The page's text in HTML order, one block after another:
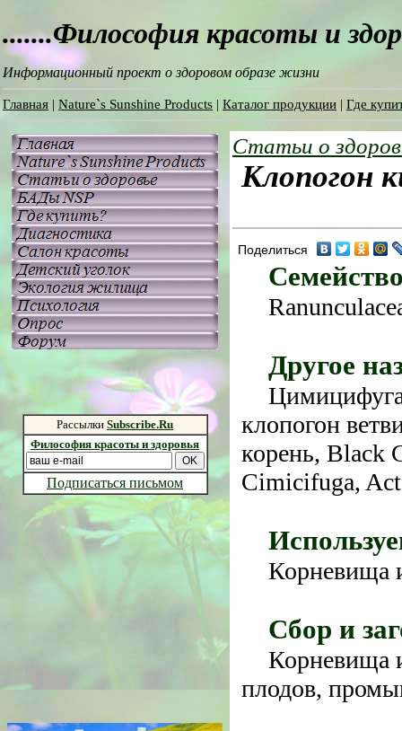
.......Философия красоты и
Информационный проект о здоровом образе жизни
Главная | Nature`s Sunshine Products | Каталог продукции | Где
Рассылки Subscribe.Ru
Философия красоты и здоровья
Подписаться письмом
Статьи о
Клопогон
Поделиться
Другое
клопогон
корень, Black
Cimicifuga,
Корневища
Сбор и
Корневища
плодов,